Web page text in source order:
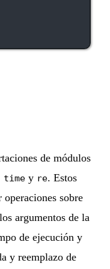
de módulos
time y re. Estos
sobre
argumentos de la
de ejecución y
y reemplazo de